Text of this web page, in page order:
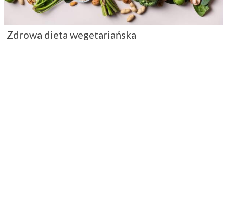
Zdrowa dieta wegetariańska